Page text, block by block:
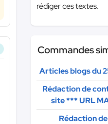
rédiger ces textes.
Commandes
Articles blogs du
Rédaction de
site*** URL
Rédaction